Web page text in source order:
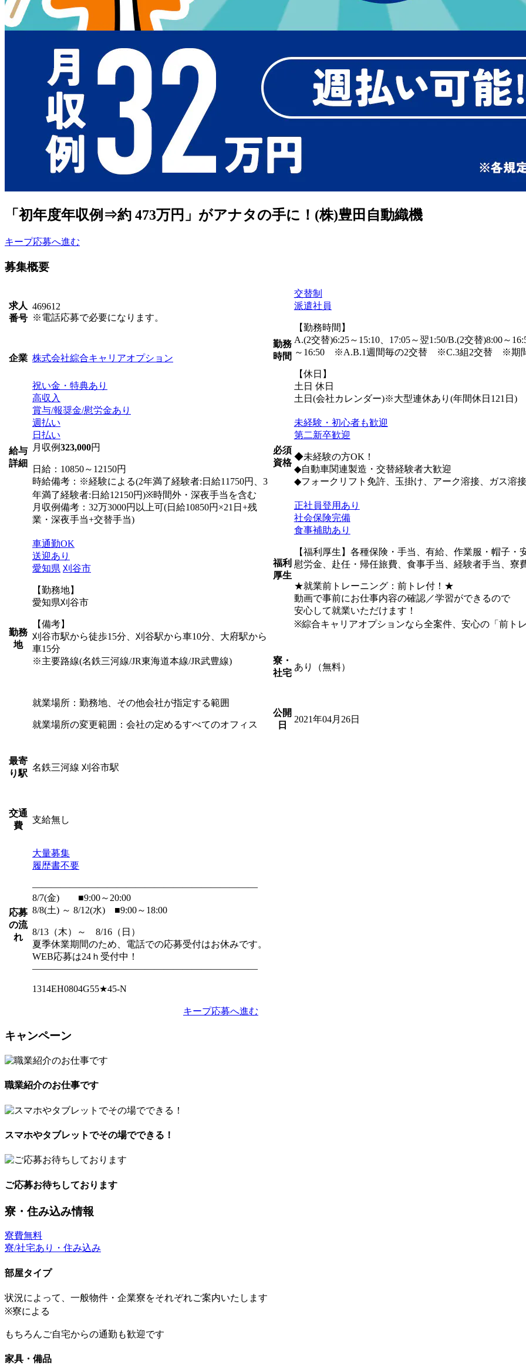
「初年度年収例⇒約 473万円」がアナタの手に！(株)豊田自動織機
キープ応募へ進む
募集概要
求人
番号
469612
※電話応募で必要になります。
企業 株式会社綜合キャリアオプション
給与
詳細
祝い金・特典あり
高収入
賞与/報奨金/慰労金あり
週払い
日払い
月収例323,000円
日給：10850～12150円
時給備考：※経験による(2年満了経験者:日給11750円、3
年満了経験者:日給12150円)※時間外・深夜手当を含む
月収例備考：32万3000円以上可(日給10850円×21日+残
業・深夜手当+交替手当)
勤務
地
車通勤OK
送迎あり
愛知県 刈谷市
【勤務地】
愛知県刈谷市
【備考】
刈谷市駅から徒歩15分、刈谷駅から車10分、大府駅から
車15分
※主要路線(名鉄三河線/JR東海道本線/JR武豊線)
就業場所：勤務地、その他会社が指定する範囲
就業場所の変更範囲：会社の定めるすべてのオフィス
最寄
り駅
名鉄三河線 刈谷市駅
交通
費
支給無し
応募
の流
れ
大量募集
履歴書不要
――――――――――――――――――――――――
8/7(金) ■9:00～20:00
8/8(土) ～ 8/12(水) ■9:00～18:00
8/13（木）～ 8/16（日）
夏季休業期間のため、電話での応募受付はお休みです。
WEB応募は24ｈ受付中！
――――――――――――――――――――――――
1314EH0804G55★45-N
勤務
時間
交替制
派遣社員
【勤務時間】
A.(2交替)6:25～15:10、17:05～翌1:50/B.(2交替)8:00～
～16:50 ※A.B.1週間毎の2交替 ※C.3組2交替 ※期
【休日】
土日 休日
土日(会社カレンダー)※大型連休あり(年間休日121日)
必須
資格
未経験・初心者も歓迎
第二新卒歓迎
◆未経験の方OK！
◆自動車関連製造・交替経験者大歓迎
◆フォークリフト免許、玉掛け、アーク溶接、ガス溶
福利
厚生
正社員登用あり
社会保険完備
食事補助あり
【福利厚生】各種保険・手当、有給、作業服・帽子
慰労金、赴任・帰任旅費、食事手当、経験者手当、
★就業前トレーニング：前トレ付！★
動画で事前にお仕事内容の確認／学習ができるので
安心して就業いただけます！
※綜合キャリアオプションなら全案件、安心の「前ト
寮・
社宅
あり（無料）
公開
日
2021年04月26日
キープ応募へ進む
キャンペーン
職業紹介のお仕事です
スマホやタブレットでその場でできる！
ご応募お待ちしております
寮・住み込み情報
寮費無料
寮/社宅あり・住み込み
部屋タイプ
状況によって、一般物件・企業寮をそれぞれご案内いたします
※寮による
もちろんご自宅からの通勤も歓迎です
家具・備品